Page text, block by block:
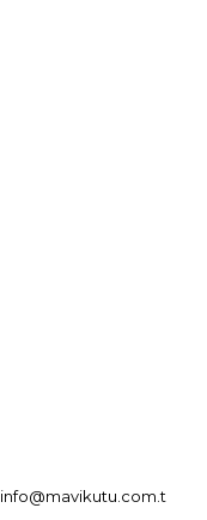
info@mavikutu.com.t